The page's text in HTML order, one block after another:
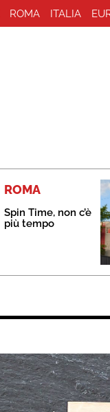
ROMA ITALIA
ROMA
Spin Time, non c’è
più tempo